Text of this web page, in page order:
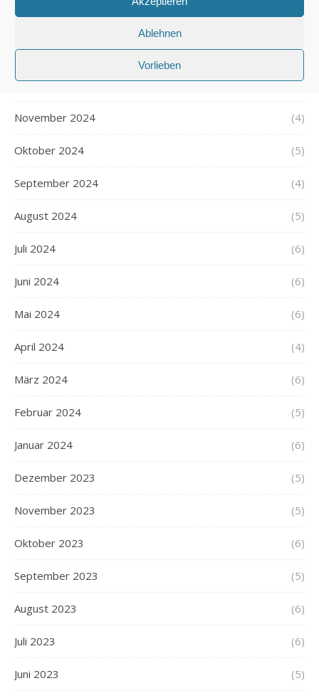
Ablehnen
Vorlieben
Februar 2025 (5)
Januar 2025 (5)
Dezember 2024 (5)
November 2024 (4)
Oktober 2024 (5)
September 2024 (4)
August 2024 (5)
Juli 2024 (6)
Juni 2024 (6)
Mai 2024 (6)
April 2024 (4)
März 2024 (6)
Februar 2024 (5)
Januar 2024 (6)
Dezember 2023 (5)
November 2023 (5)
Oktober 2023 (6)
September 2023 (5)
August 2023 (6)
Juli 2023 (6)
Juni 2023 (5)